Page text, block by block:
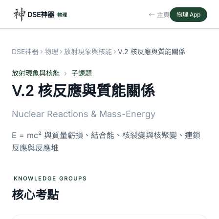
DSE神器 物理 ← 主頁 物理 App
DSE神器 物理 放射現象與核能 V.2 核反應與質能關係
放射現象與核能 子課題
V.2 核反應與質能關係
Nuclear Reactions & Mass-Energy
E = mc² 與質量虧損、結合能、核裂變與核聚變、連鎖
反應與反應堆
KNOWLEDGE GROUPS
核心考點